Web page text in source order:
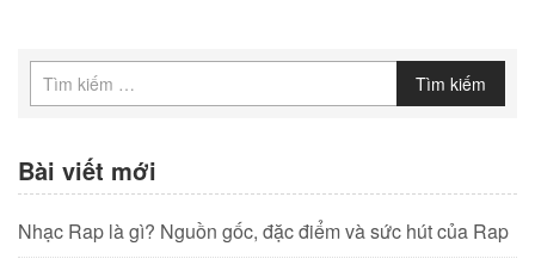
Tìm kiếm
Bài viết mới
Nhạc Rap là gì? Nguồn gốc, đặc điểm và sức hút của Rap